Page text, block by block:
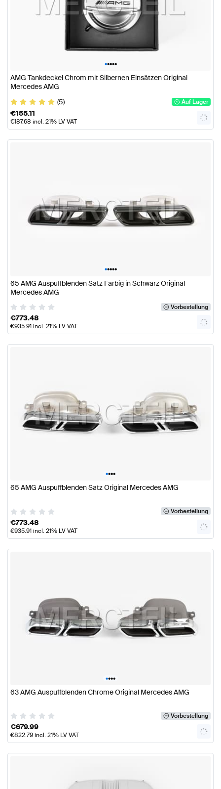
•••••
AMG Tankdeckel Chrom mit Silbernen Einsätzen Original
Mercedes AMG
(5)
Auf Lager
€155.11
€187.68 incl. 21% LV VAT
•••••
65 AMG Auspuffblenden Satz Farbig in Schwarz Original
Mercedes AMG
Vorbestellung
€773.48
€935.91incl. 21% LV VAT
••••
65 AMG Auspuffblenden Satz Original Mercedes AMG
Vorbestellung
€773.48
€935.91incl. 21% LV VAT
••••
63 AMG Auspuffblenden Chrome Original Mercedes AMG
Vorbestellung
€679.99
€822.79incl. 21% LV VAT